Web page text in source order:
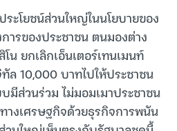
ะโยชน์ส่วนใหญ่ในนโยบายของ
ารของประชาชน ตนมองต่าง
น ยกเลิกเอ็นเตอร์เทนเมนท์
ล 10,000 บาทไปให้ประชาชน
มีส่วนร่วม ไม่มอมเมาประชาชน
างเศรษฐกิจด้วยธุรกิจการพนัน